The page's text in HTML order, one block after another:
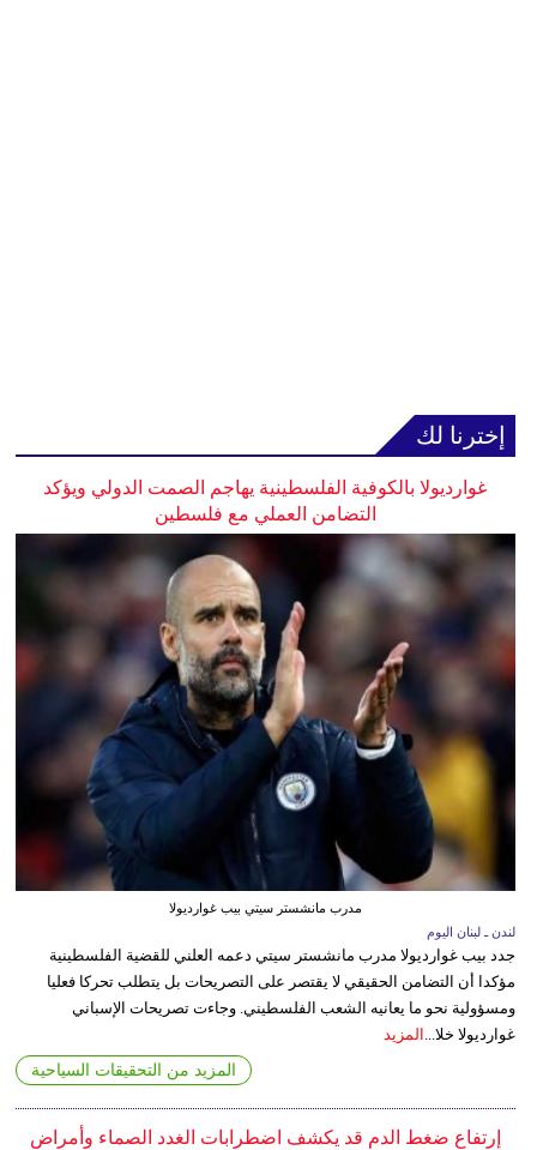
إخترنا لك
غوارديولا بالكوفية الفلسطينية يهاجم الصمت الدولي ويؤكد
التضامن العملي مع فلسطين
مدرب مانشستر سيتي بيب غوارديولا
لندن ـ لبنان اليوم
جدد بيب غوارديولا مدرب مانشستر سيتي دعمه العلني للقضية الفلسطينية
مؤكدا أن التضامن الحقيقي لا يقتصر على التصريحات بل يتطلب تحركا فعليا
ومسؤولية نحو ما يعانيه الشعب الفلسطيني. وجاءت تصريحات الإسباني
غوارديولا خلا... المزيد
المزيد من التحقيقات السياحية
إرتفاع ضغط الدم قد يكشف اضطرابات الغدد الصماء وأمراض